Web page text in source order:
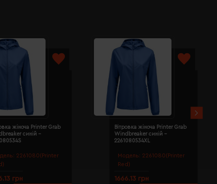
2261080(Printer
жіноча Printer Grab
синій -
грн
Модель: 2261080(Printer
Red)
Вітровка жіноча Printer Grab
Windbreaker синій -
2261080534XL
1666.13 грн